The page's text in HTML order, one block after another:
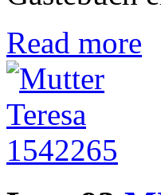
Read more